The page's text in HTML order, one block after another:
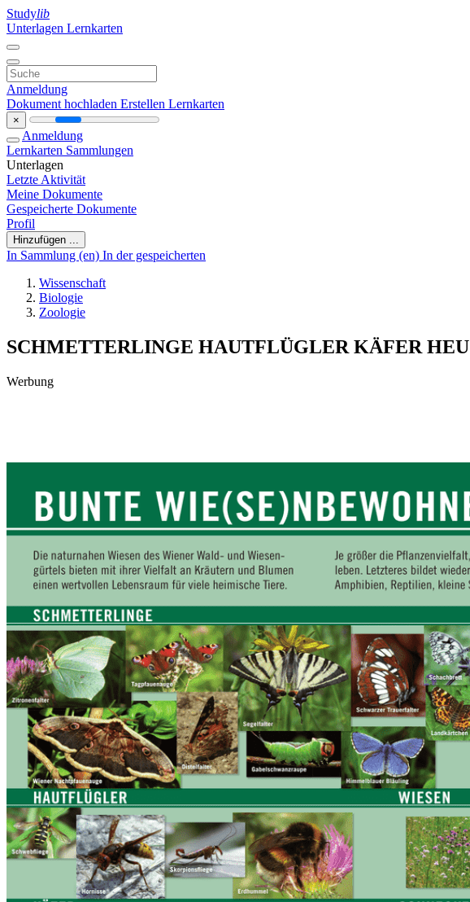
Studylib
Unterlagen Lernkarten
Anmeldung
Dokument hochladen Erstellen Lernkarten
×
Anmeldung
Lernkarten Sammlungen
Unterlagen
Letzte Aktivität
Meine Dokumente
Gespeicherte Dokumente
Profil
Hinzufügen ...
In Sammlung (en) In der gespeicherten
Wissenschaft
Biologie
Zoologie
SCHMETTERLINGE HAUTFLÜGLER KÄFER HEU
Werbung